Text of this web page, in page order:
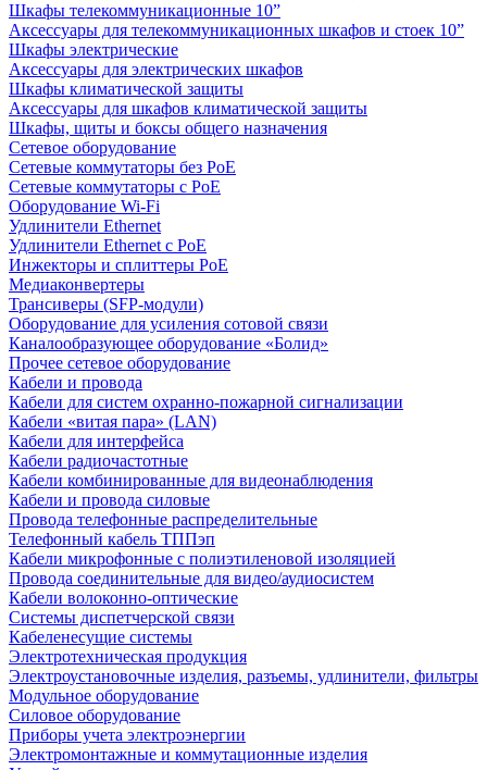
Шкафы телекоммуникационные 10”
Аксессуары для телекоммуникационных шкафов и стоек 10”
Шкафы электрические
Аксессуары для электрических шкафов
Шкафы климатической защиты
Аксессуары для шкафов климатической защиты
Шкафы, щиты и боксы общего назначения
Сетевое оборудование
Сетевые коммутаторы без PoE
Сетевые коммутаторы с PoE
Оборудование Wi-Fi
Удлинители Ethernet
Удлинители Ethernet с PoE
Инжекторы и сплиттеры PoE
Медиаконвертеры
Трансиверы (SFP-модули)
Оборудование для усиления сотовой связи
Каналообразующее оборудование «Болид»
Прочее сетевое оборудование
Кабели и провода
Кабели для систем охранно-пожарной сигнализации
Кабели «витая пара» (LAN)
Кабели для интерфейса
Кабели радиочастотные
Кабели комбинированные для видеонаблюдения
Кабели и провода силовые
Провода телефонные распределительные
Телефонный кабель ТППэп
Кабели микрофонные с полиэтиленовой изоляцией
Провода соединительные для видео/аудиосистем
Кабели волоконно-оптические
Системы диспетчерской связи
Кабеленесущие системы
Электротехническая продукция
Электроустановочные изделия, разъемы, удлинители, фильтры
Модульное оборудование
Силовое оборудование
Приборы учета электроэнергии
Электромонтажные и коммутационные изделия